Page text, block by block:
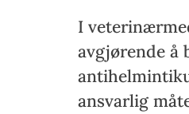
I
avgjørende å
ansvarlig